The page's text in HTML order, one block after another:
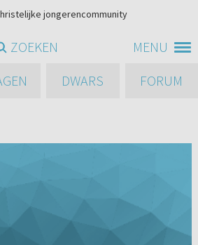
MENU
jongerencommunity
ZOEKEN
DWARS FORUM